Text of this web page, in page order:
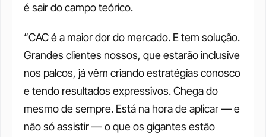
é sair do campo teórico.
“CAC é a maior dor do mercado. E tem solução.
Grandes clientes nossos, que estarão inclusive
nos palcos, já vêm criando estratégias conosco
e tendo resultados expressivos. Chega do
mesmo de sempre. Está na hora de aplicar — e
não só assistir — o que os gigantes estão